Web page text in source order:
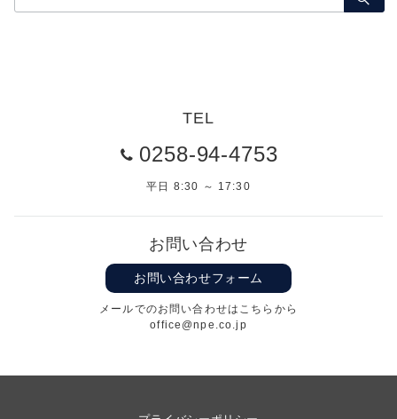
索：
TEL
0258-94-4753
平日 8:30 ～ 17:30
お問い合わせ
お問い合わせフォーム
メールでのお問い合わせはこちらから
office@npe.co.jp